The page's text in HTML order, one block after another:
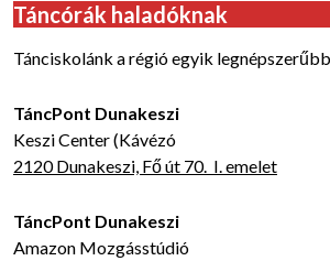
Táncórák haladóknak
Tánciskolánk a régió egyik
TáncPont Dunakeszi
Keszi Center (Kávézó
2120 Dunakeszi, Fő út 70. I. emelet
TáncPont Dunakeszi
Amazon Mozgásstúdió